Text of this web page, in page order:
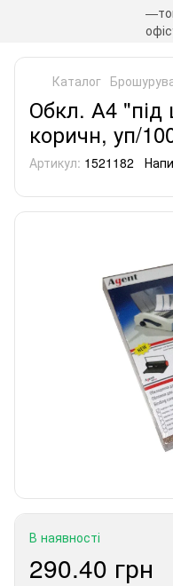
Каталог
Обкл. А4 "під
коричн, уп/
Артикул: 1521182
В наявності
290.40 грн